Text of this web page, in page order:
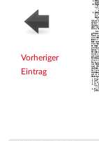
Vorheriger
Eintrag